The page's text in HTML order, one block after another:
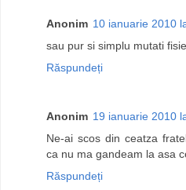
Anonim 10 ianuarie 2010
sau pur si simplu mutati
Răspundeți
Anonim 19 ianuarie 2010
Ne-ai scos din ceatza
ca nu ma gandeam la asa
Răspundeți